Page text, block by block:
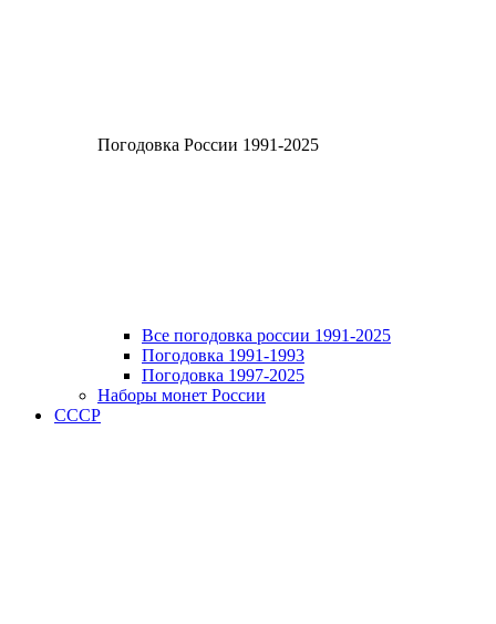
Погодовка России 1991-2025
Все погодовка россии 1991-2025
Погодовка 1991-1993
Погодовка 1997-2025
Наборы монет России
СССР